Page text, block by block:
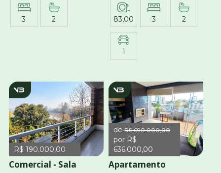
3 2 83,00 3 2
1
v3842
R$ 190.000,00
Comercial - Sala
v2995
deR$ 690.000,00
por R$
636.000,00
Apartamento